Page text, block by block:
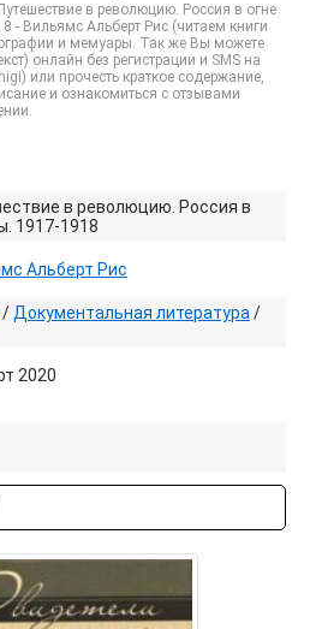
в революцию. Россия в огне
- Вильямс Альберт Рис (читаем книги
и мемуары. Так же Вы можете
онлайн без регистрации и SMS на
или прочесть краткое содержание,
и ознакомиться с отзывами
в революцию. Россия в
1917-1918
Альберт Рис
/ Документальная литература /
2020